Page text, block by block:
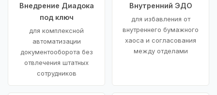
Внедрение Диадока
под ключ
для комплексной
автоматизации
документооборота без
отвлечения штатных
сотрудников
Внутренний ЭДО
для избавления от
внутреннего бумажного
хаоса и согласования
между отделами